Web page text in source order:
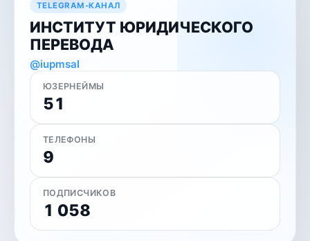
TELEGRAM-КАНАЛ
ИНСТИТУТ ЮРИДИЧЕСКОГО
ПЕРЕВОДА
@iupmsal
ЮЗЕРНЕЙМЫ
51
ТЕЛЕФОНЫ
9
ПОДПИСЧИКОВ
1 058